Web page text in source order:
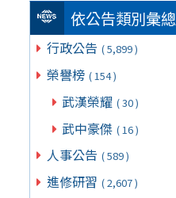
依公告類別彙總
行政公告 ( 5,899 )
榮譽榜 ( 154 )
武漢榮耀 ( 30 )
武中豪傑 ( 16 )
人事公告 ( 589 )
進修研習 ( 2,607 )